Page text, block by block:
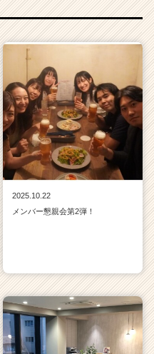
2025.10.22
メンバー懇親会第2弾！